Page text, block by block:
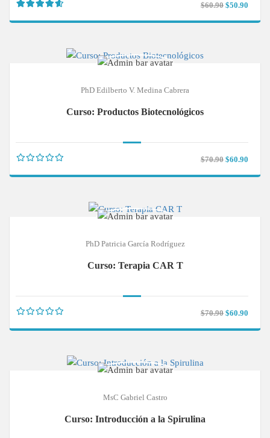
$60.90 $50.90
PhD Edilberto V. Medina Cabrera
Curso: Productos Biotecnológicos
$70.90 $60.90
PhD Patricia García Rodríguez
Curso: Terapia CAR T
$70.90 $60.90
MsC Gabriel Castro
Curso: Introducción a la Spirulina